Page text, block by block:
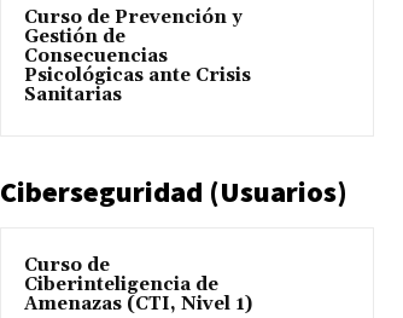
Curso de Prevención y
Gestión de
Consecuencias
Psicológicas ante Crisis
Sanitarias
Ciberseguridad (Usuarios)
Curso de
Ciberinteligencia de
Amenazas (CTI, Nivel 1)